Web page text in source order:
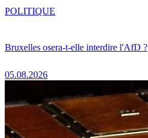
Bruxelles osera-t-elle interdire l'AfD ?
05.08.2026
POLITIQUE